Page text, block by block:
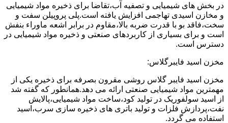
در بخش های شیمیایی و تصفیه آب،تقاضا برای ذخیره مواد شیمیایی
و مخازن اسیدی تهاجمی افزایش یافته است.پلی پروپیلن سفت و
سخت،فاقد بو با قدرت ضربه بالا،مقاوم در برابر اشعه ماوراء بنفش
است و برای بسیاری از کاربردهای صنعتی و ذخیره مواد شیمیایی در
دسترس است.
مخزن اسید فایبرگلاس:
مخزن اسید فایبر گلاس روشی مقرون بصرفه برای ذخیره یکی از
مهمترین مواد شیمیایی صنعتی ارائه می دهد.همانطور که گفته شد
از اسید سولفوریک در تولید کود،ساخت مواد شیمیایی،پالایش
نفت،پردازش فلزات و تولید باتری های ذخیره سازی سرب،اسید
استفاده می گردد.